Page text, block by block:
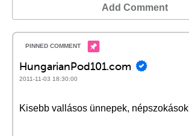
Add Comment
HungarianPod101.com
2011-11-03 18:30:00
Kisebb vallásos ünnepek, népszokások